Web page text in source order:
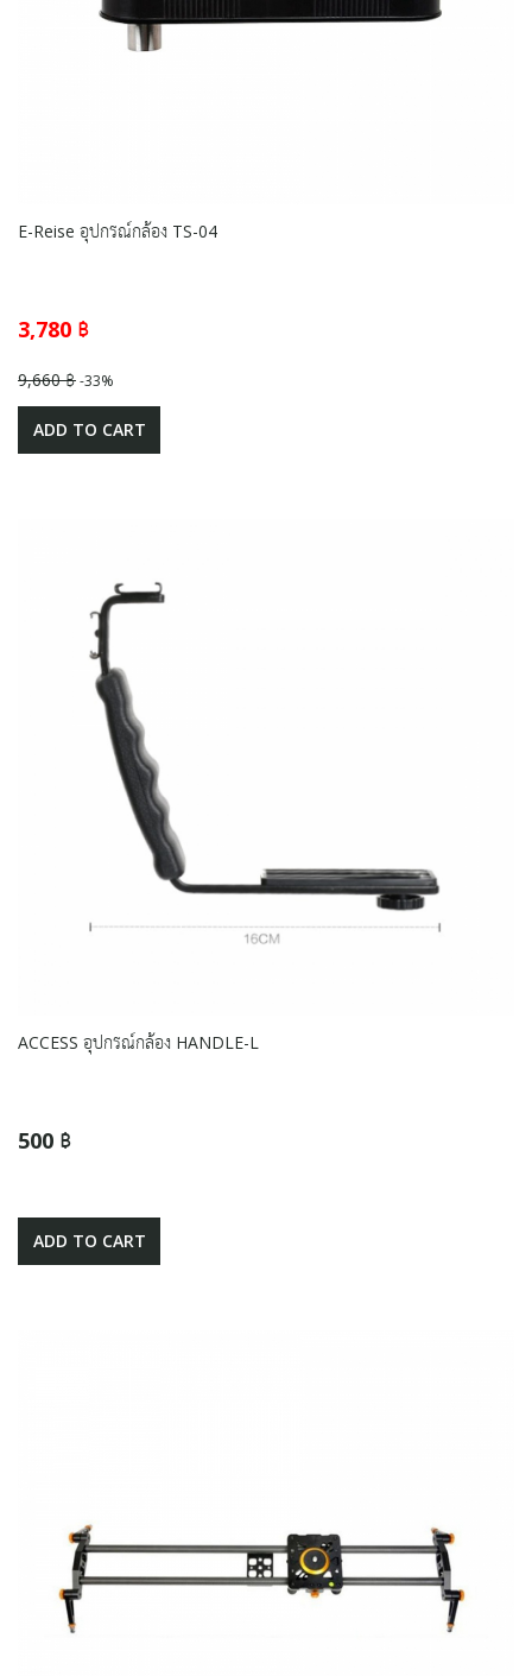
E-Reise อุปกรณ์กล้อง TS-04
3,780 ฿
9,660 ฿-33%
ADD TO CART
ACCESS อุปกรณ์กล้อง HANDLE-L
500 ฿
ADD TO CART